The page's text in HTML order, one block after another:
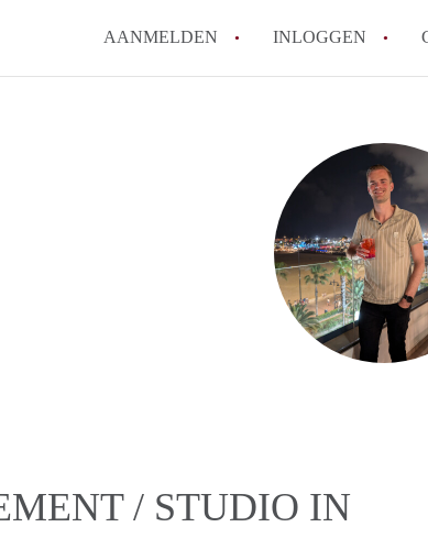
AANMELDEN INLOGGEN
Hoe
Hoeveel
How to
Wat is
Wat is de
Alle
/ STUDIO IN